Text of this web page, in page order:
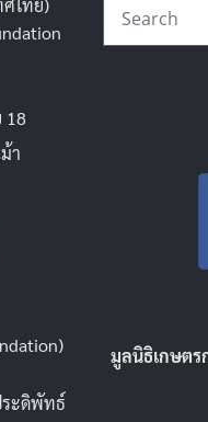
ศไทย)
18
า
ะดิพัทธ์
มูลนิธิเกษตร